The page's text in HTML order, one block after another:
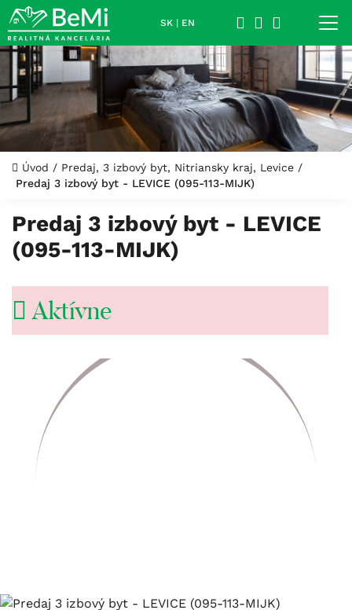
SK | EN
Úvod / Predaj, 3 izbový byt, Nitriansky kraj, Levice /
Predaj 3 izbový byt - LEVICE (095-113-MIJK)
Predaj 3 izbový byt - LEVICE
(095-113-MIJK)
Aktívne